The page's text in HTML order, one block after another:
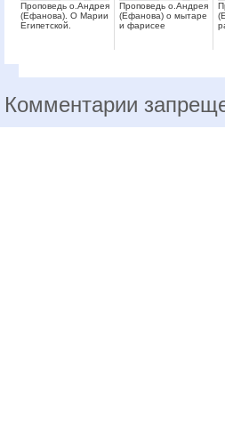
Проповедь о.Андрея
(Ефанова). О Марии
Египетской.
Проповедь о.Андрея
(Ефанова) о мытаре
и фарисее
Комментарии